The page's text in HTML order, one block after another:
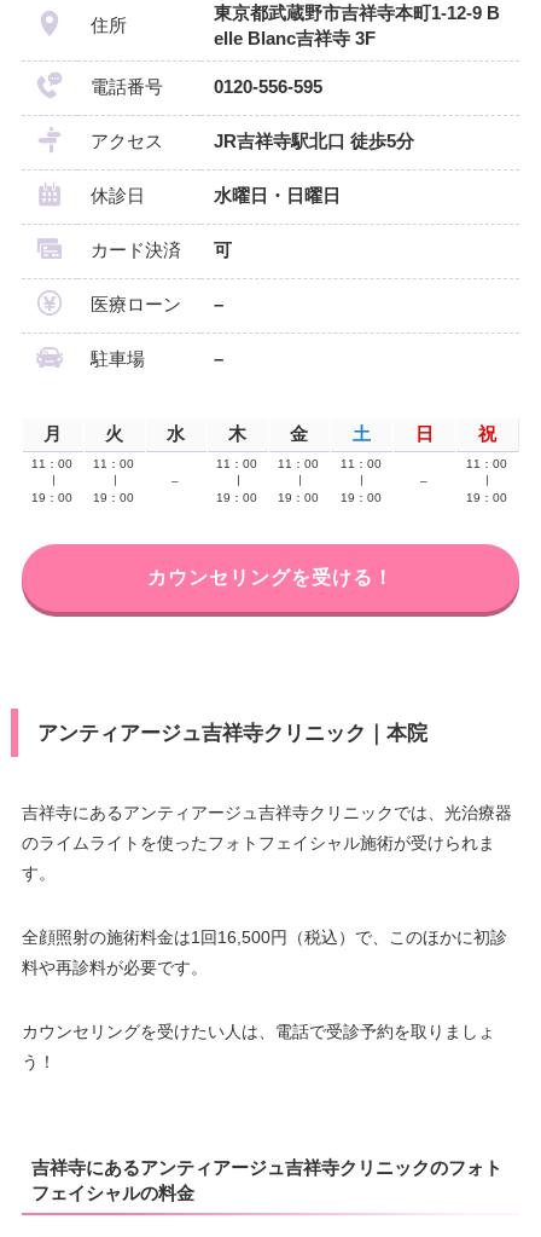
住所
東京都武蔵野市吉祥寺本町1-12-9 B
elle Blanc吉祥寺 3F
電話番号 0120-556-595
アクセス JR吉祥寺駅北口 徒歩5分
休診日 水曜日・日曜日
カード決済 可
医療ローン –
駐車場 –
月 火 水 木 金 土 日 祝
11：00
19：00
11：00
19：00
–
11：00
19：00
11：00
19：00
11：00
19：00
–
11：00
19：00
カウンセリングを受ける！
アンティアージュ吉祥寺クリニック｜本院
吉祥寺にあるアンティアージュ吉祥寺クリニックでは、光治療器
のライムライトを使ったフォトフェイシャル施術が受けられま
す。
全顔照射の施術料金は1回16,500円（税込）で、このほかに初診
料や再診料が必要です。
カウンセリングを受けたい人は、電話で受診予約を取りましょ
う！
吉祥寺にあるアンティアージュ吉祥寺クリニックのフォト
フェイシャルの料金